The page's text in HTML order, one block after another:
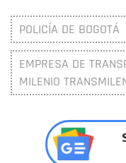
POLICÍA DE BOGOTÁ
EMPRESA DE
MILENIO